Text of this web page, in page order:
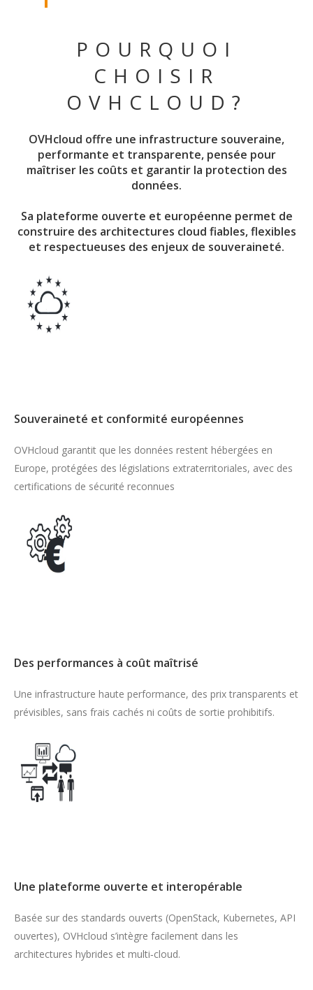
POURQUOI
CHOISIR
OVHCLOUD?
OVHcloud offre une infrastructure souveraine,
performante et transparente, pensée pour
maîtriser les coûts et garantir la protection des
données.
Sa plateforme ouverte et européenne permet de
construire des architectures cloud fiables, flexibles
et respectueuses des enjeux de souveraineté.
Souveraineté et conformité européennes
OVHcloud garantit que les données restent hébergées en
Europe, protégées des législations extraterritoriales, avec des
certifications de sécurité reconnues
Des performances à coût maîtrisé
Une infrastructure haute performance, des prix transparents et
prévisibles, sans frais cachés ni coûts de sortie prohibitifs.
Une plateforme ouverte et interopérable
Basée sur des standards ouverts (OpenStack, Kubernetes, API
ouvertes), OVHcloud s’intègre facilement dans les
architectures hybrides et multi‑cloud.